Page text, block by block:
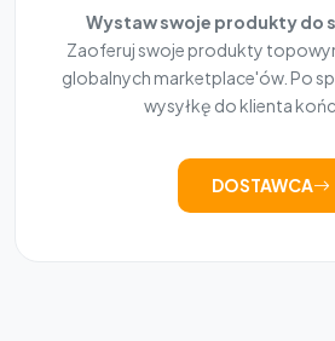
Wystaw swoje produkty do
Zaoferuj swoje produkty
globalnych marketplace'ów. Po
wysyłkę do klienta
DOSTAWCA